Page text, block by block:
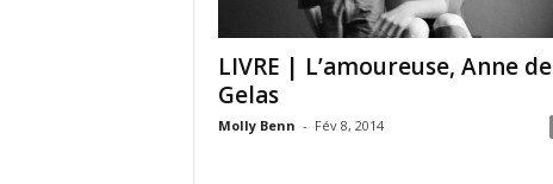
LIVRE | L’amoureuse, Anne de
Gelas
Molly Benn - Fév 8, 2014